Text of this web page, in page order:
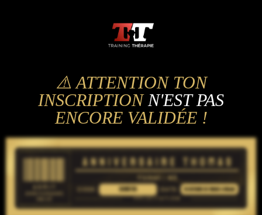
⚠️ ATTENTION TON
INSCRIPTION N'EST PAS
ENCORE VALIDÉE !